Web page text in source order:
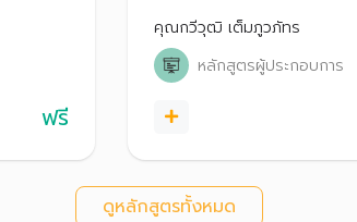
ฟรี
คุณกวีวุฒิ เต็มภูวภัทร
หลักสูตรผู้ประกอบการ
ดูหลักสูตรทั้งหมด